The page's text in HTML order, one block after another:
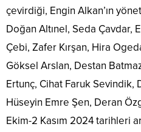
çevirdiği, Engin Alkan’ın
Doğan Altınel, Seda Çavdar,
Çebi, Zafer Kırşan, Hira
Göksel Arslan, Destan
Ertunç, Cihat Faruk Sevindik,
Hüseyin Emre Şen, Deran
Ekim-2 Kasım 2024 tarihleri